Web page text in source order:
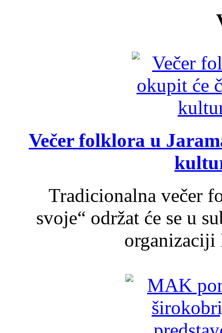
Večer folklora u
Tradicionalna večer
svoje“ održat će se u
organizaciji